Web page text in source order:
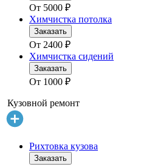
От 5000 ₽
Химчистка потолка
Заказать
От 2400 ₽
Химчистка сидений
Заказать
От 1000 ₽
Кузовной ремонт
Рихтовка кузова
Заказать